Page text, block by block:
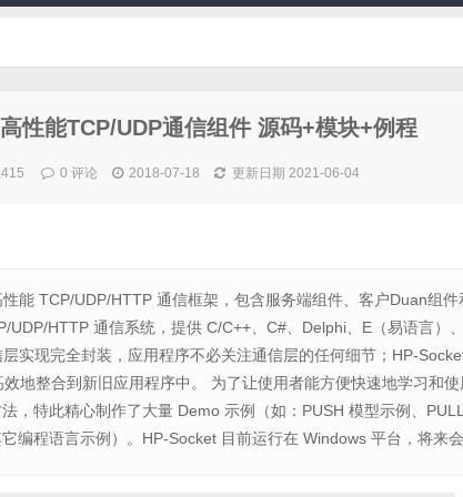
性能TCP/UDP通信组件 源码+模块+例程
0 评论 2018-07-18 更新日期 2021-06-04
能 TCP/UDP/HTTP 通信框架，包含服务端组件、客户Duan组件
UDP/HTTP 通信系统，提供 C/C++、C#、Delphi、E（易语言）
实现完全封装，应用程序不必关注通信层的任何细节；HP-
地整合到新旧应用程序中。 为了让使用者能方便快速地学习和
，特此精心制作了大量 Demo 示例（如：PUSH 模型示例、
编程语言示例）。HP-Socket 目前运行在 Windows 平台，将来会